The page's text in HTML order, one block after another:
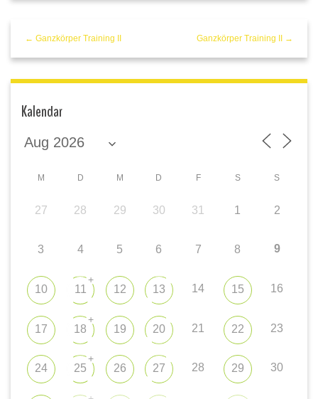
← Ganzkörper Training II Ganzkörper Training II →
Kalendar
M D M D F S S
27 28 29 30 31 1 2
3 4 5 6 7 8 9
10 11
+
12 13 14 15 16
17 18
+
19 20 21 22 23
24 25
+
26 27 28 29 30